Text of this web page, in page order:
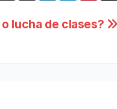
lucha de clases?